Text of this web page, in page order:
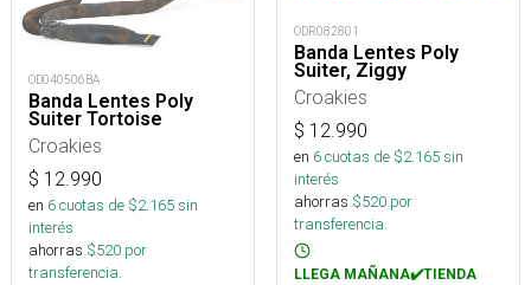
OD040506BA
Banda Lentes Poly
Suiter Tortoise
Croakies
$ 12.990
en 6cuotas de $2.165sin
interés
ahorras $520 por
transferencia.
ODR082801
Banda Lentes Poly
Suiter, Ziggy
Croakies
$ 12.990
en 6cuotas de $2.165sin
interés
ahorras $520 por
transferencia.
LLEGA MAÑANA✔️TIENDA